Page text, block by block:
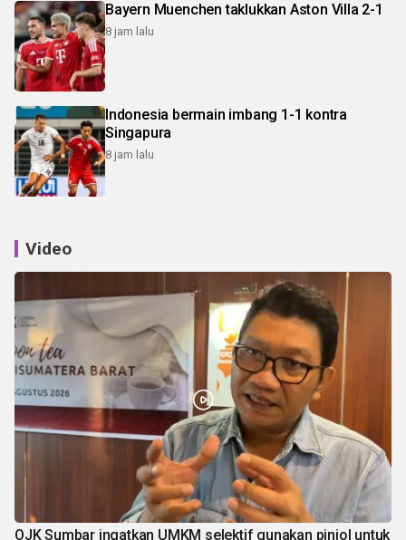
Bayern Muenchen taklukkan Aston Villa 2-1
8 jam lalu
Indonesia bermain imbang 1-1 kontra
Singapura
8 jam lalu
Video
OJK Sumbar ingatkan UMKM selektif gunakan pinjol untuk